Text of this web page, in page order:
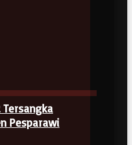
Tersangka
Pesparawi